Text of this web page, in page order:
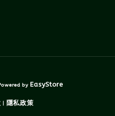
by EasyStore
隱私政策